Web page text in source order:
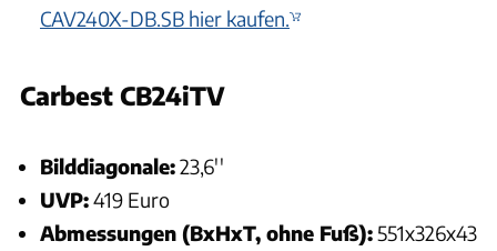
CAV240X-DB.SB hier kaufen.
Carbest CB24iTV
Bilddiagonale:23,6''
UVP:419 Euro
Abmessungen (BxHxT, ohne Fuß):551x326x43